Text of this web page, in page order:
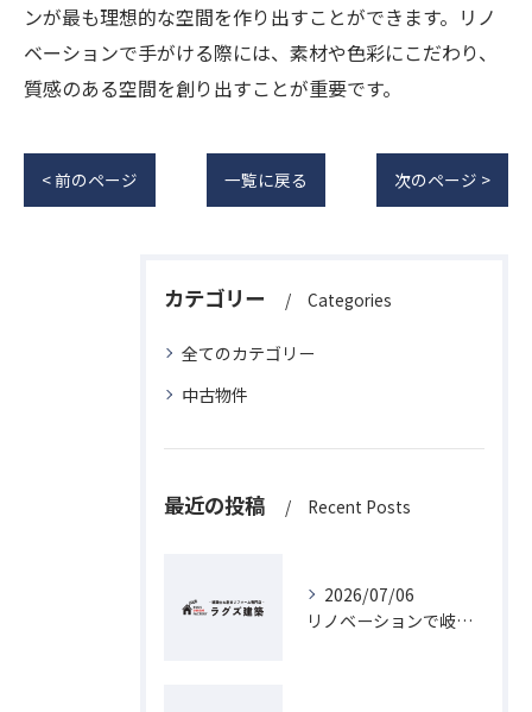
ンが最も理想的な空間を作り出すことができます。リノ
ベーションで手がける際には、素材や色彩にこだわり、
質感のある空間を創り出すことが重要です。
< 前のページ 一覧に戻る 次のページ >
カテゴリー Categories
全てのカテゴリー
中古物件
最近の投稿 Recent Posts
2026/07/06
リノベーションで岐阜県の補助金を最大限活用するための最新ガイド